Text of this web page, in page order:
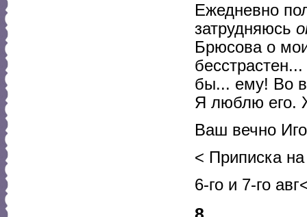
Ежедневно
затрудняюсь
Брюсова о
бы... ему! Во
Я люблю его.
Ваш вечно
< Приписка
6-го и 7-го